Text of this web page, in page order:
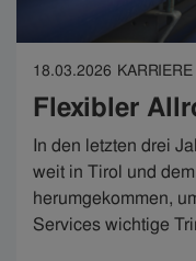
18.03.2026 KARRIERE
Flexibler
In den letzten drei
weit in Tirol und
herumgekommen,
Services wichtige